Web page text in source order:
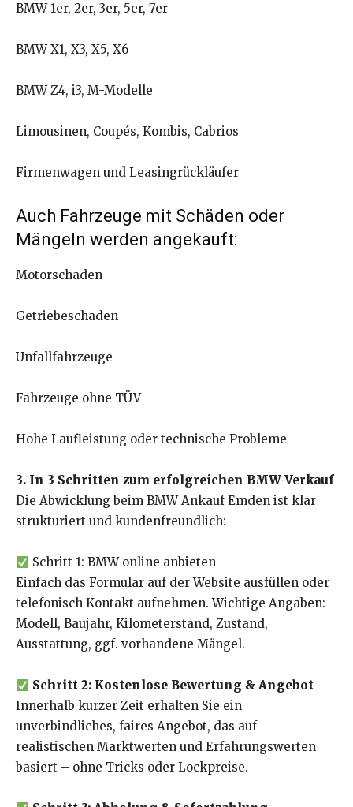
BMW 1er, 2er, 3er, 5er, 7er
BMW X1, X3, X5, X6
BMW Z4, i3, M-Modelle
Limousinen, Coupés, Kombis, Cabrios
Firmenwagen und Leasingrückläufer
Auch Fahrzeuge mit Schäden oder
Mängeln werden angekauft:
Motorschaden
Getriebeschaden
Unfallfahrzeuge
Fahrzeuge ohne TÜV
Hohe Laufleistung oder technische Probleme
3. In 3 Schritten zum erfolgreichen BMW-Verkauf
Die Abwicklung beim BMW Ankauf Emden ist klar
strukturiert und kundenfreundlich:
Schritt 1: BMW online anbieten
Einfach das Formular auf der Website ausfüllen oder
telefonisch Kontakt aufnehmen. Wichtige Angaben:
Modell, Baujahr, Kilometerstand, Zustand,
Ausstattung, ggf. vorhandene Mängel.
Schritt 2: Kostenlose Bewertung & Angebot
Innerhalb kurzer Zeit erhalten Sie ein
unverbindliches, faires Angebot, das auf
realistischen Marktwerten und Erfahrungswerten
basiert – ohne Tricks oder Lockpreise.